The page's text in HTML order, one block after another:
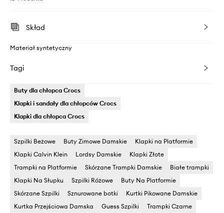
Skład
Materiał syntetyczny
Tagi
Buty dla chłopca Crocs
Klapki i sandały dla chłopców Crocs
Klapki dla chłopca Crocs
Szpilki Beżowe Buty Zimowe Damskie
Klapki na Platformie
Klapki Calvin Klein
Lordsy Damskie
Klapki Złote
Trampki na Platformie
Skórzane Trampki Damskie
Białe trampki
Klapki Na Słupku
Szpilki Różowe
Buty Na Platformie
Skórzane Szpilki
Sznurowane botki
Kurtki Pikowane Damskie
Kurtka Przejściowa Damska
Guess Szpilki
Trampki Czarne